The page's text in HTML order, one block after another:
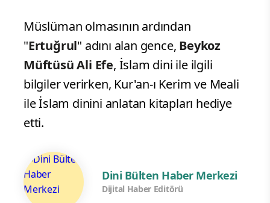
Müslüman olmasının ardından
"Ertuğrul" adını alan gence, Beykoz
Müftüsü Ali Efe, İslam dini ile ilgili
bilgiler verirken, Kur'an-ı Kerim ve Meali
ile İslam dinini anlatan kitapları hediye
etti.
Dini Bülten Haber Merkezi
Dijital Haber Editörü